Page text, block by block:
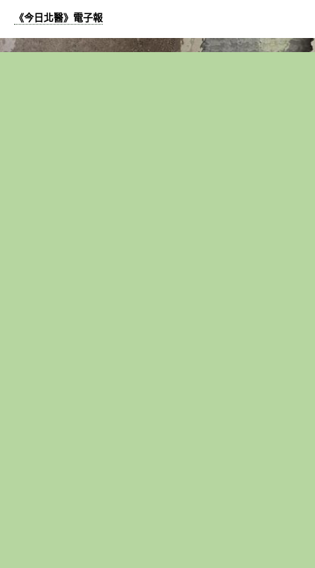
《今日北醫》電子報